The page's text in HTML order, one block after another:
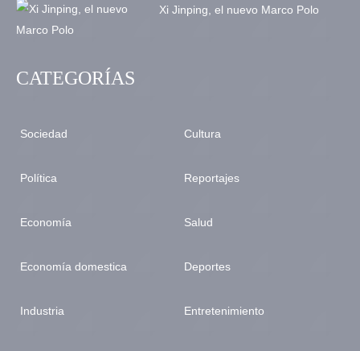
Xi Jinping, el nuevo Marco Polo
CATEGORÍAS
Sociedad
Política
Economía
Economía domestica
Industria
Cultura
Reportajes
Salud
Deportes
Entretenimiento